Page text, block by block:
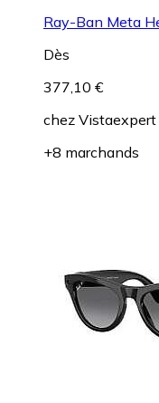
Ray-Ban Meta
Dès
377,10 €
chez Vistaexpert
+8 marchands